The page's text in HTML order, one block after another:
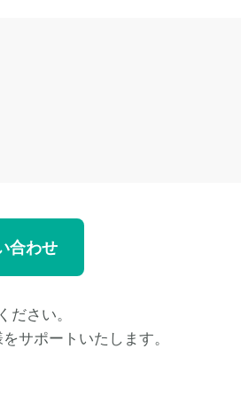
合わせ
さい。
サポートいたします。